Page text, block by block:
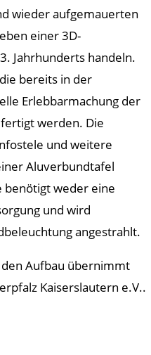
wieder aufgemauerten
einer 3D-
Jahrhunderts handeln.
bereits in der
Erlebbarmachung der
werden. Die
und weitere
Aluverbundtafel
benötigt weder eine
und wird
angestrahlt.
Aufbau übernimmt
Kaiserslautern e.V..